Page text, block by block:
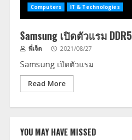
Computers IT & Technologies
Samsung เปิดตัวแรม DDR5
พี่เจ็ด 2021/08/27
Samsung เปิดตัวแรม
Read More
YOU MAY HAVE MISSED